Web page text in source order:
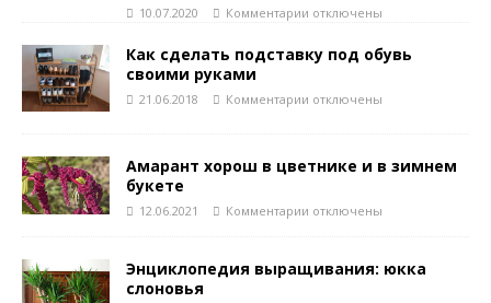
10.07.2020 Комментарии отключены
Как сделать подставку под обувь
своими руками
21.06.2018 Комментарии отключены
Амарант хорош в цветнике и в зимнем
букете
12.06.2021 Комментарии отключены
Энциклопедия выращивания: юкка
слоновья